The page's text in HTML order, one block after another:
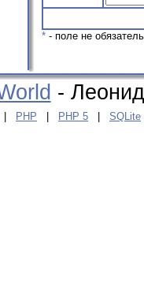
* - поле не
-
PHP PHP 5 SQLite